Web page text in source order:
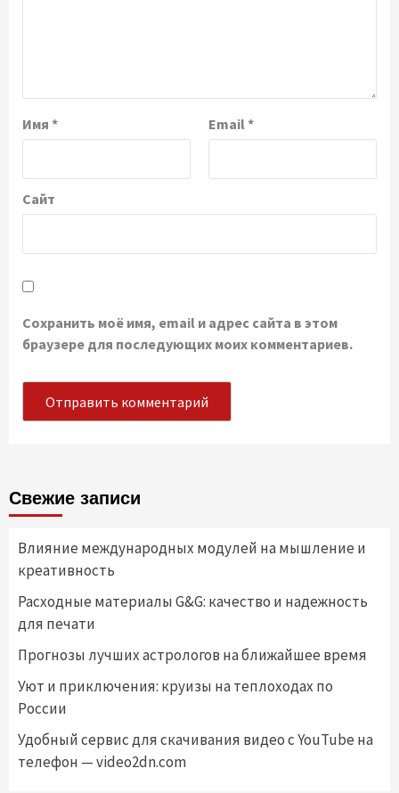
Имя * Email*
Сайт
Сохранить моё имя, email и адрес сайта в этом
браузере для последующих моих комментариев.
Свежие записи
Влияние международных модулей на мышление и
креативность
Расходные материалы G&G: качество и надежность
для печати
Прогнозы лучших астрологов на ближайшее время
Уют и приключения: круизы на теплоходах по
России
Удобный сервис для скачивания видео с YouTube на
телефон — video2dn.com